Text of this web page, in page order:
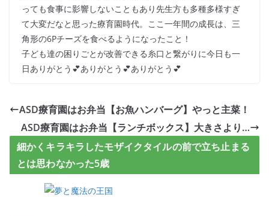
っても食事に影響しないこともあり先生方も多種多様すぎ
て大変だなと思った療育園時代。ここ一年間の成長は、三
角形の6Pチーズを食べるようになったこと！
子ども達の困りごとが改善できる糸口と繋がりに今日も一
日ありがとう💕ありがとう💕ありがとう💕
ASD療育園はお弁当【お魚ハンバーグ】やっと主菜！
ASD療育園はお弁当【ランチボックス】大きさより…
細かくキラキラしたモザイクタイルの前で立ち止まる
とは思わなかった5歳